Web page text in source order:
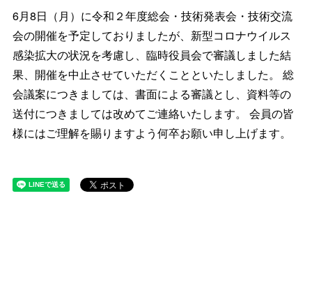
6月8日（月）に令和２年度総会・技術発表会・技術交流
会の開催を予定しておりましたが、新型コロナウイルス
感染拡大の状況を考慮し、臨時役員会で審議しました結
果、開催を中止させていただくことといたしました。 総
会議案につきましては、書面による審議とし、資料等の
送付につきましては改めてご連絡いたします。 会員の皆
様にはご理解を賜りますよう何卒お願い申し上げます。